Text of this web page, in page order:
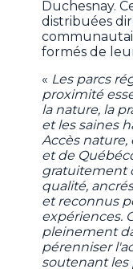
Duchesnay.
distribuées
formés de
« Les parcs
proximité
la nature, la
et les saines
Accès
et de
gratuitement
qualité,
et reconnus
expériences.
pleinement
pérenniser
soutenant les